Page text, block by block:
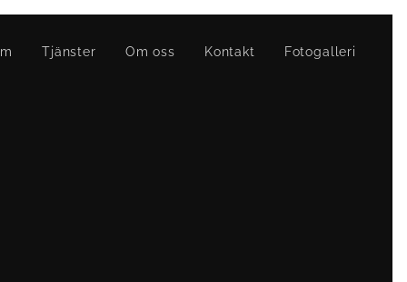
Tjänster Om oss Kontakt Fotogalleri